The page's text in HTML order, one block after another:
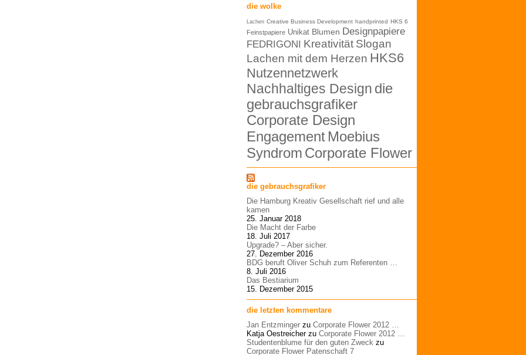
die wolke
Lachen Creative Business Development handprinted HKS 6
Feinstpapiere Unikat Blumen Designpapiere
FEDRIGONI Kreativität Slogan
Lachen mit dem Herzen HKS6
Nutzennetzwerk
Nachhaltiges Design die
gebrauchsgrafiker
Corporate Design
Engagement Moebius
Syndrom Corporate Flower
die gebrauchsgrafiker
Die Hamburg Kreativ Gesellschaft rief und alle
kamen
25. Januar 2018
Die Macht der Farbe
18. Juli 2017
Upgrade? – Aber sicher.
27. Dezember 2016
BDG beruft Oliver Schuh zum Referenten …
8. Juli 2016
Das Bestiarium
15. Dezember 2015
die letzten kommentare
Jan Entzminger zu Corporate Flower 2012 …
Katja Oestreicherzu Corporate Flower 2012 …
Studentenblume für den guten Zweck zu
Corporate Flower Patenschaft 7